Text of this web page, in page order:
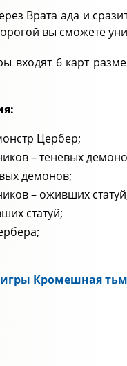
Врата ада и
вы сможете
входят 6 карт
Цербер;
– теневых
демонов;
– оживших
статуй;
Кромешная